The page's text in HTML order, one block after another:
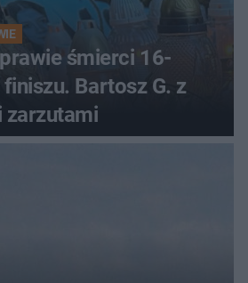
śmierci 16-
Bartosz G. z
zarzutami